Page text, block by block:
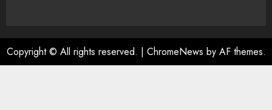
Copyright © All rights reserved. | ChromeNews by AF themes.